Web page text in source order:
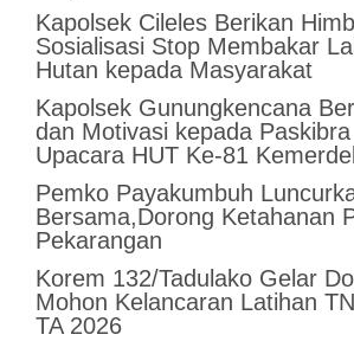
Kapolsek Cileles Berikan
Sosialisasi Stop Membakar
Hutan kepada Masyarakat
‎Kapolsek Gunungkencana
dan Motivasi kepada
Upacara HUT Ke-81
Pemko Payakumbuh
Bersama,Dorong Ketahanan
Pekarangan
Korem 132/Tadulako Gelar
Mohon Kelancaran Latihan
TA 2026